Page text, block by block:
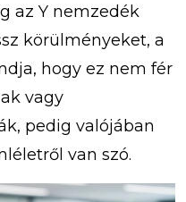
az Y nemzedék
körülményeket, a
hogy ez nem fér
vagy
pedig valójában
van szó.